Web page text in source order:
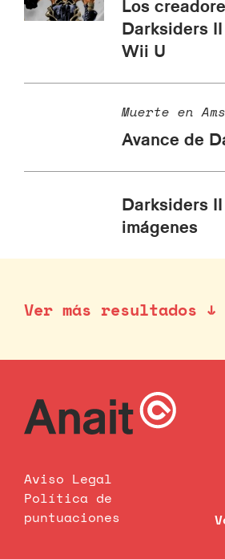
Los
Darksiders
Wii U
Muerte en
Avance de
Darksiders
imágenes
Ver más resultados ↓
Aviso Legal
Política de
puntuaciones